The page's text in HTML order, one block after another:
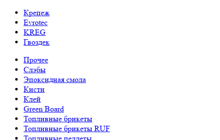
Крепеж
Evrotec
KREG
Гвоздек
Прочее
Слэбы
Эпоксидная смола
Кисти
Клей
Green Board
Топливные брикеты
Топливные брикеты RUF